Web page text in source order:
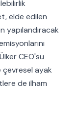
elde edilen
yapılandıracak
CEO'su
çevresel ayak
de ilham